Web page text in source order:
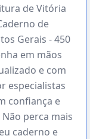
de Vitória
de
Gerais - 450
em mãos
e com
especialistas
confiança e
perca mais
caderno e